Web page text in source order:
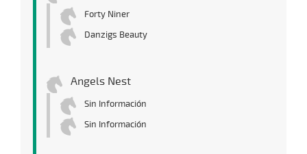
Forty Niner
Danzigs Beauty
Angels Nest
Sin Información
Sin Información